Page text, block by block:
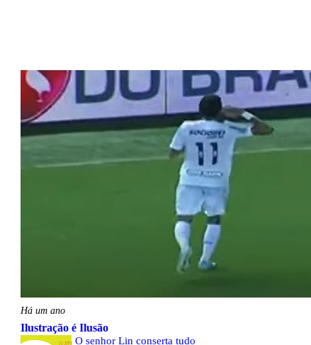
Há um ano
Ilustração é Ilusão
O senhor Lin conserta tudo